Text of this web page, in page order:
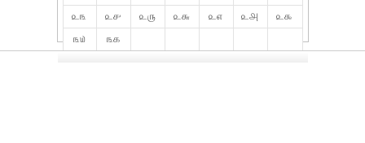
௨௩
௨௪ ௨௫ ௨௬ ௨௭ ௨௮
௨௯
௩௰
௩௧